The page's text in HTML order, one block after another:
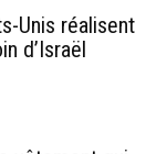
Unis réalisent
d’Israël